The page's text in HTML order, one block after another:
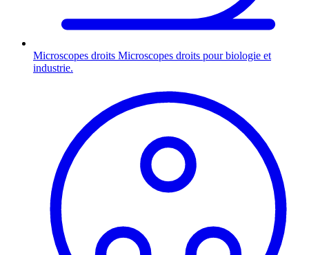
Microscopes droits Microscopes droits pour biologie et
industrie.